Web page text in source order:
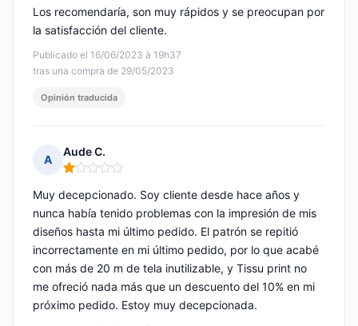
Publicado el 16/06/2023 à 19h37
tras una compra de 29/05/2023
Los recomendaría, son muy rápidos y se preocupan por
la satisfacción del cliente.
Opinión traducida
A
Aude C.
Nota: 1 de 5
Muy decepcionado. Soy cliente desde hace años y
nunca había tenido problemas con la impresión de mis
diseños hasta mi último pedido. El patrón se repitió
incorrectamente en mi último pedido, por lo que acabé
con más de 20 m de tela inutilizable, y Tissu print no
me ofreció nada más que un descuento del 10% en mi
próximo pedido. Estoy muy decepcionada.